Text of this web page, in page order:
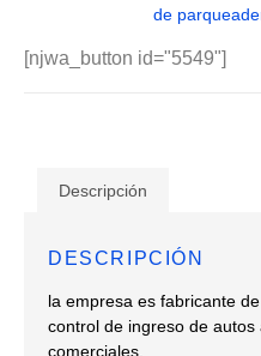
de
[njwa_button id="5549"]
Descripción
DESCRIPCIÓN
la empresa es fabricante
control de ingreso de
comerciales.